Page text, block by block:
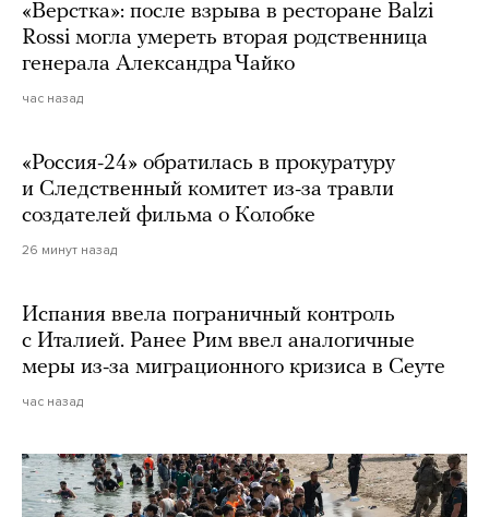
«Верстка»: после взрыва в ресторане Balzi
Rossi могла умереть вторая родственница
генерала Александра Чайко
час назад
«Россия-24» обратилась в прокуратуру
и Следственный комитет из-за травли
создателей фильма о Колобке
26 минут назад
Испания ввела пограничный контроль
с Италией. Ранее Рим ввел аналогичные
меры из-за миграционного кризиса в Сеуте
час назад